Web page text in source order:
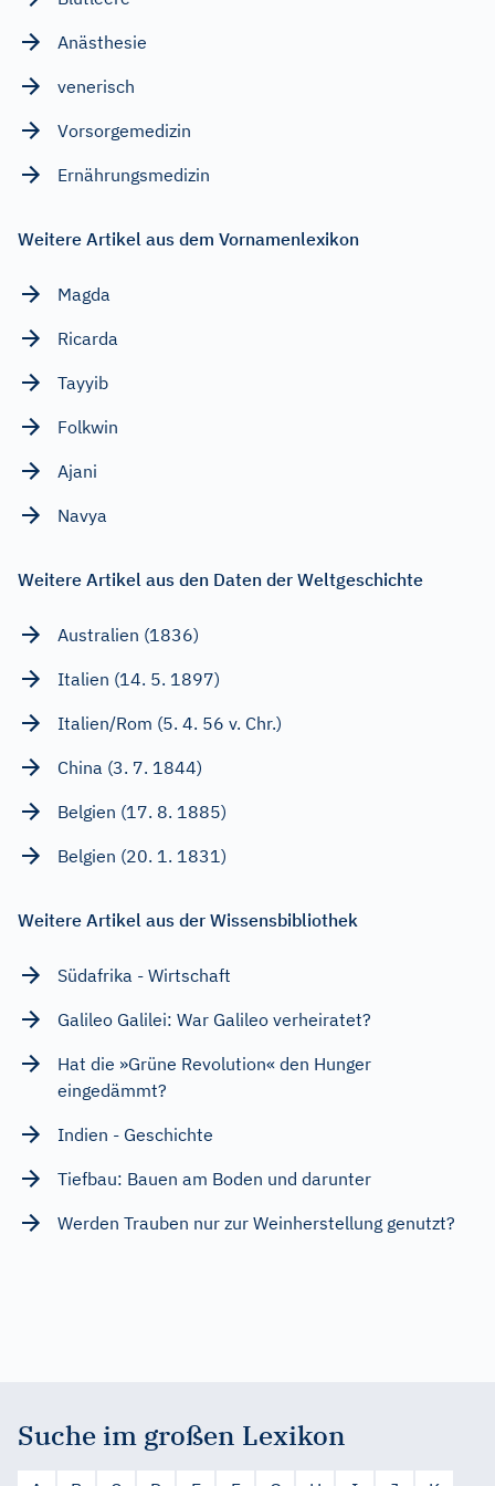
Anästhesie
venerisch
Vorsorgemedizin
Ernährungsmedizin
Weitere Artikel aus dem Vornamenlexikon
Magda
Ricarda
Tayyib
Folkwin
Ajani
Navya
Weitere Artikel aus den Daten der Weltgeschichte
Australien (1836)
Italien (14. 5. 1897)
Italien/Rom (5. 4. 56 v. Chr.)
China (3. 7. 1844)
Belgien (17. 8. 1885)
Belgien (20. 1. 1831)
Weitere Artikel aus der Wissensbibliothek
Südafrika - Wirtschaft
Galileo Galilei: War Galileo verheiratet?
Hat die »Grüne Revolution« den Hunger
eingedämmt?
Indien - Geschichte
Tiefbau: Bauen am Boden und darunter
Werden Trauben nur zur Weinherstellung genutzt?
Suche im großen Lexikon